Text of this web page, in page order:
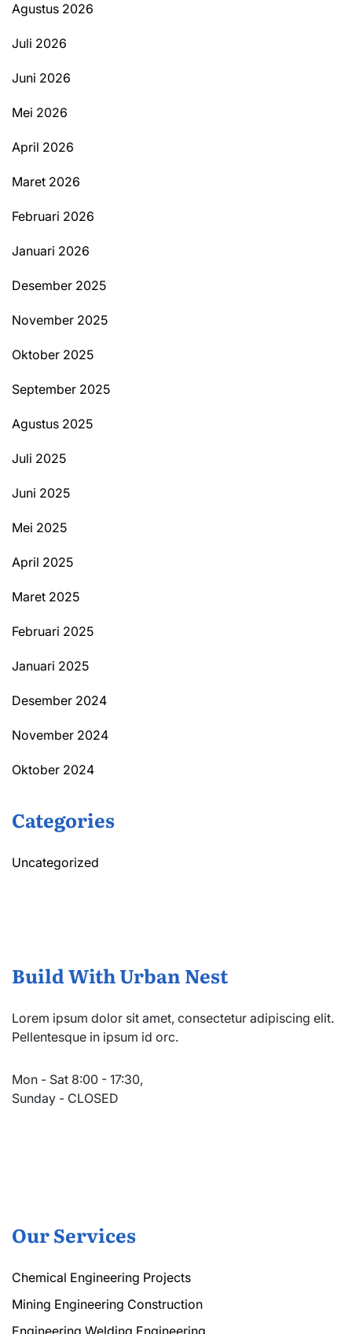
Agustus 2026
Juli 2026
Juni 2026
Mei 2026
April 2026
Maret 2026
Februari 2026
Januari 2026
Desember 2025
November 2025
Oktober 2025
September 2025
Agustus 2025
Juli 2025
Juni 2025
Mei 2025
April 2025
Maret 2025
Februari 2025
Januari 2025
Desember 2024
November 2024
Oktober 2024
Categories
Uncategorized
Build With Urban Nest
Lorem ipsum dolor sit amet, consectetur adipiscing elit.
Pellentesque in ipsum id orc.
Mon - Sat 8:00 - 17:30,
Sunday - CLOSED
Our Services
Chemical Engineering Projects
Mining Engineering Construction